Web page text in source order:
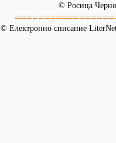
© Росица
© Електронно списание